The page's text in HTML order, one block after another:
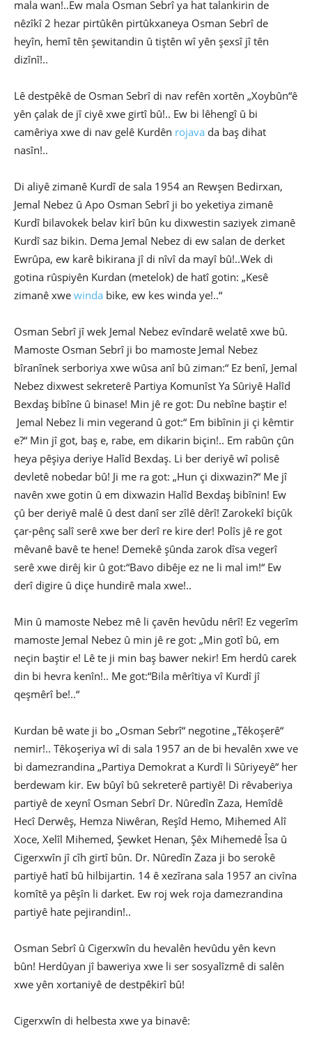
mala wan!..Ew mala Osman Sebrî ya hat talankirin de
nêzîkî 2 hezar pirtûkên pirtûkxaneya Osman Sebrî de
heyîn, hemî tên şewitandin û tiştên wî yên şexsî jî tên
dizînî!..
Lê destpêkê de Osman Sebrî di nav refên xortên „Xoybûn“ê
yên çalak de jî ciyê xwe girtî bû!.. Ew bi lêhengî û bi
camêriya xwe di nav gelê Kurdên rojava da baş dihat
nasîn!..
Di aliyê zimanê Kurdî de sala 1954 an Rewşen Bedirxan,
Jemal Nebez û Apo Osman Sebrî ji bo yeketiya zimanê
Kurdî bilavokek belav kirî bûn ku dixwestin saziyek zimanê
Kurdî saz bikin. Dema Jemal Nebez di ew salan de derket
Ewrûpa, ew karê bikirana jî di nîvî da mayî bû!..Wek di
gotina rûspiyên Kurdan (metelok) de hatî gotin: „Kesê
zimanê xwe winda bike, ew kes winda ye!..“
Osman Sebrî jî wek Jemal Nebez evîndarê welatê xwe bû.
Mamoste Osman Sebrî ji bo mamoste Jemal Nebez
bîranînek serboriya xwe wûsa anî bû ziman:“ Ez benî, Jemal
Nebez dixwest sekreterê Partiya Komunîst Ya Sûriyê Halîd
Bexdaş bibîne û binase! Min jê re got: Du nebîne baştir e!
Jemal Nebez li min vegerand û got:“ Em bibînin ji çi kêmtir
e?“ Min jî got, baş e, rabe, em dikarin biçin!.. Em rabûn çûn
heya pêşiya deriye Halîd Bexdaş. Li ber deriyê wî polisê
devletê nobedar bû! Ji me ra got: „Hun çi dixwazin?“ Me jî
navên xwe gotin û em dixwazin Halîd Bexdaş bibînin! Ew
çû ber deriyê malê û dest danî ser zîlê dêrî! Zarokekî biçûk
çar-pênç salî serê xwe ber derî re kire der! Polîs jê re got
mêvanê bavê te hene! Demekê şûnda zarok dîsa vegerî
serê xwe dirêj kir û got:“Bavo dibêje ez ne li mal im!“ Ew
derî digire û diçe hundirê mala xwe!..
Min û mamoste Nebez mê li çavên hevûdu nêrî! Ez vegerîm
mamoste Jemal Nebez û min jê re got: „Min gotî bû, em
neçin baştir e! Lê te ji min baş bawer nekir! Em herdû carek
din bi hevra kenîn!.. Me got:“Bila mêrîtiya vî Kurdî jî
qeşmêrî be!..“
Kurdan bê wate ji bo „Osman Sebrî“ negotine „Têkoşerê“
nemir!.. Têkoşeriya wî di sala 1957 an de bi hevalên xwe ve
bi damezrandina „Partiya Demokrat a Kurdî li Sûriyeyê“ her
berdewam kir. Ew bûyî bû sekreterê partiyê! Di rêvaberiya
partiyê de xeynî Osman Sebrî Dr. Nûredîn Zaza, Hemîdê
Hecî Derwêş, Hemza Niwêran, Reşîd Hemo, Mihemed Alî
Xoce, Xelîl Mihemed, Şewket Henan, Şêx Mihemedê Îsa û
Cigerxwîn jî cîh girtî bûn. Dr. Nûredîn Zaza ji bo serokê
partiyê hatî bû hilbijartin. 14 ê xezîrana sala 1957 an civîna
komîtê ya pêşîn li darket. Ew roj wek roja damezrandina
partiyê hate pejirandin!..
Osman Sebrî û Cigerxwîn du hevalên hevûdu yên kevn
bûn! Herdûyan jî baweriya xwe li ser sosyalîzmê di salên
xwe yên xortaniyê de destpêkirî bû!
Cigerxwîn di helbesta xwe ya binavê: